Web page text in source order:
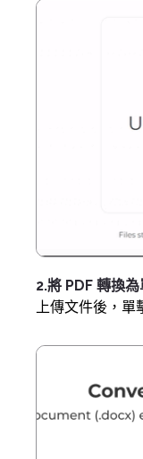
2.將 PDF 轉換為
上傳文件後，單